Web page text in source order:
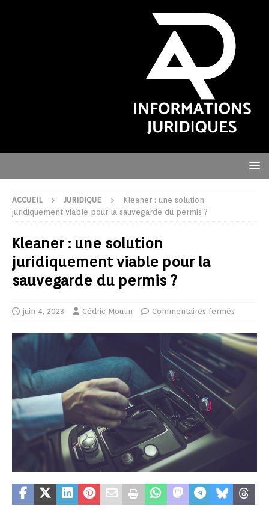
ACCUEIL JURIDIQUE
Kleaner : une solution
juridiquement viable pour la sauvegarde du permis ?
Kleaner : une solution
juridiquement viable pour la
sauvegarde du permis ?
juin 4, 2023 Cédric Moulin Commentaires fermés